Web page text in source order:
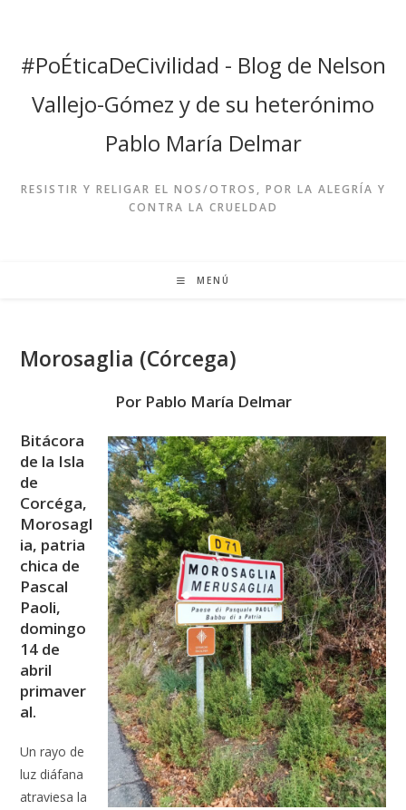
contenido
#PoÉticaDeCivilidad - Blog de Nelson
Vallejo-Gómez y de su heterónimo
Pablo María Delmar
RESISTIR Y RELIGAR EL NOS/OTROS, POR LA ALEGRÍA Y
CONTRA LA CRUELDAD
MENÚ
Morosaglia (Córcega)
Por Pablo María Delmar
Bitácora
de la Isla
de
Corcéga,
Morosagl
ia, patria
chica de
Pascal
Paoli,
domingo
14 de
abril
primaver
al.
Un rayo de
luz diáfana
atraviesa la